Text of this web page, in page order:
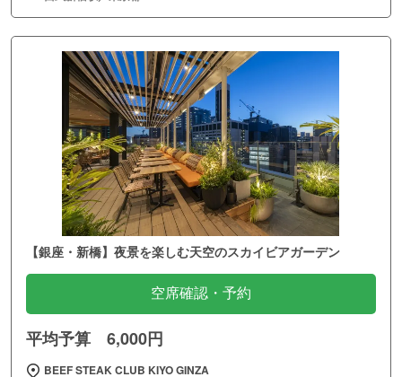
【銀座・新橋】夜景を楽しむ天空のスカイビアガーデン
空席確認・予約
平均予算 6,000円
BEEF STEAK CLUB KIYO GINZA